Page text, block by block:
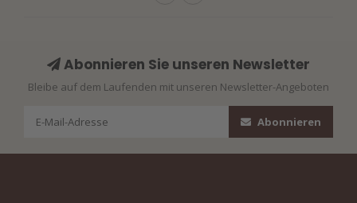
Abonnieren Sie unseren Newsletter
Bleibe auf dem Laufenden mit unseren Newsletter-Angeboten
Abonnieren